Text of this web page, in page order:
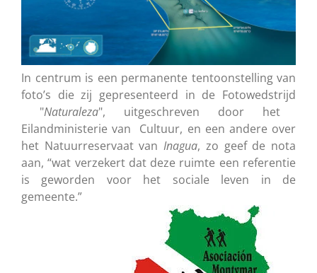
In centrum is een permanente tentoonstelling van
foto’s die zij gepresenteerd in de Fotowedstrijd
"Naturaleza", uitgeschreven door het
Eilandministerie van Cultuur, en een andere over
het Natuurreservaat vanInagua, zo geef de nota
aan, “wat verzekert dat deze ruimte een referentie
is geworden voor het sociale leven in de
gemeente.”